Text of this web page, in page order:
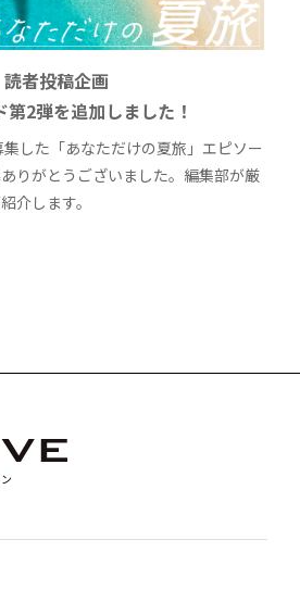
読者投稿企画
第2弾を追加しました！
集した「あなただけの夏旅」エピソー
りがとうございました。編集部が厳
介します。